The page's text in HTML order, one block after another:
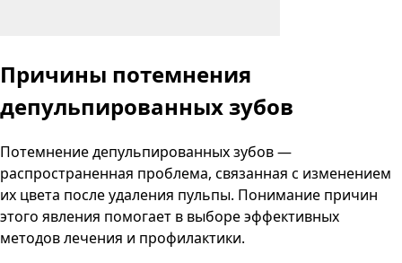
Причины потемнения
депульпированных зубов
Потемнение депульпированных зубов —
распространенная проблема, связанная с изменением
их цвета после удаления пульпы. Понимание причин
этого явления помогает в выборе эффективных
методов лечения и профилактики.